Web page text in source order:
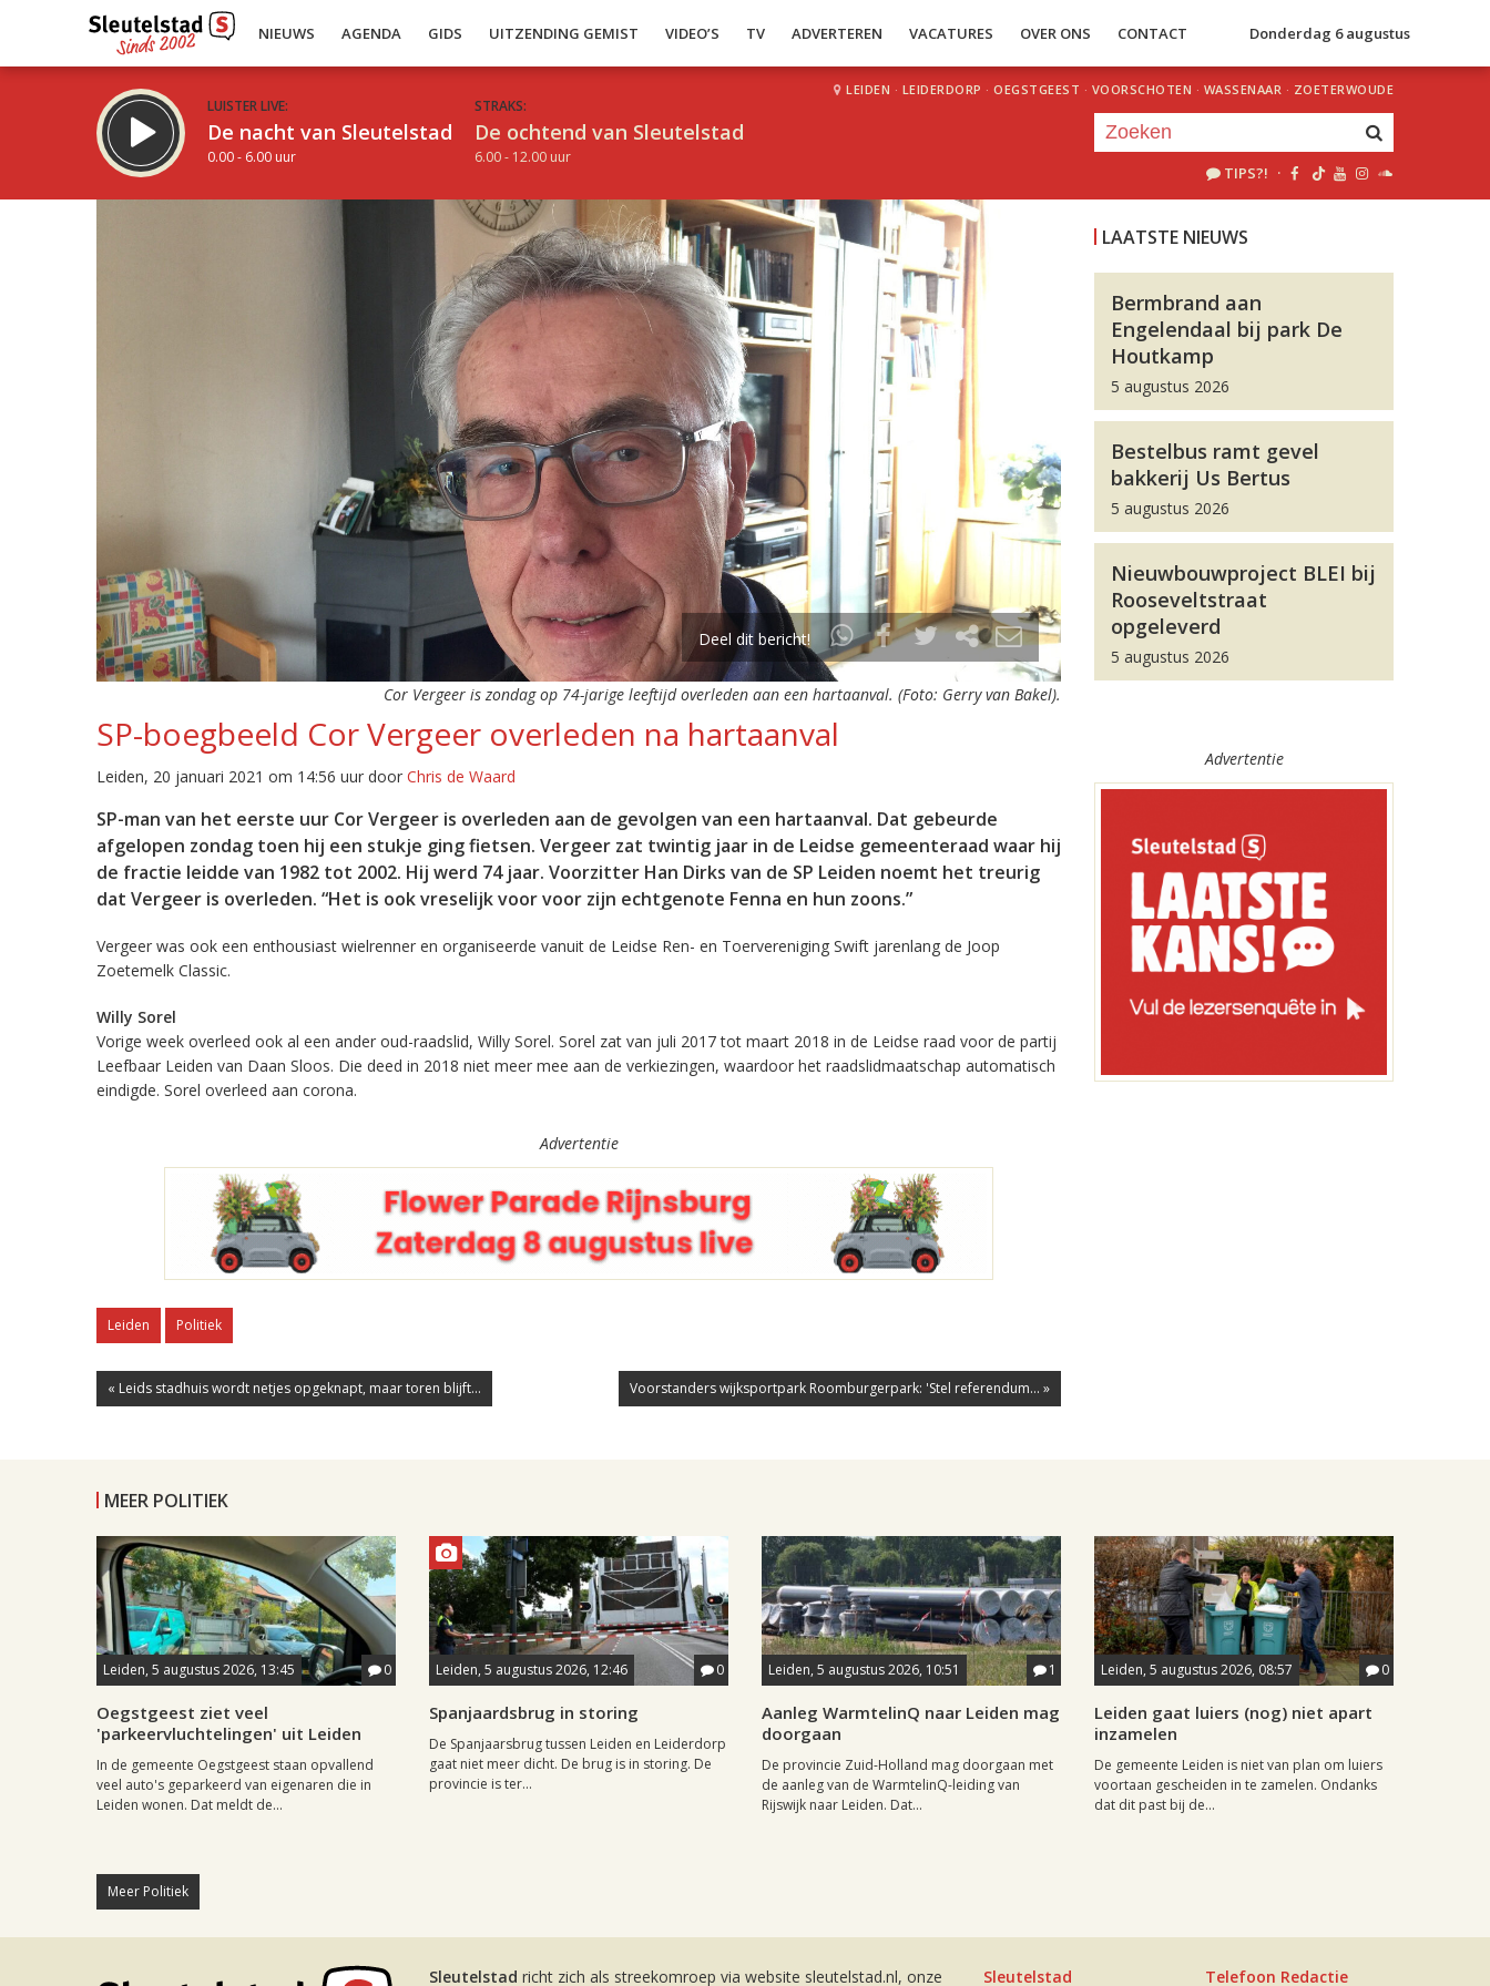
NIEUWS AGENDA GIDS UITZENDING GEMIST VIDEO’S TV ADVERTEREN VACATURES OVER ONS CONTACT Donderdag 6 augustus
LUISTER LIVE:
De nacht van Sleutelstad
0.00 - 6.00 uur
STRAKS:
De ochtend van Sleutelstad
6.00 - 12.00 uur
LEIDEN · LEIDERDORP · OEGSTGEEST · VOORSCHOTEN · WASSENAAR · ZOETERWOUDE
TIPS?! ·
Deel dit bericht!
Cor Vergeer is zondag op 74-jarige leeftijd overleden aan een hartaanval. (Foto: Gerry van Bakel).
SP-boegbeeld Cor Vergeer overleden na hartaanval
Leiden, 20 januari 2021 om 14:56 uur door Chris de Waard
SP-man van het eerste uur Cor Vergeer is overleden aan de gevolgen van een hartaanval. Dat gebeurde
afgelopen zondag toen hij een stukje ging fietsen. Vergeer zat twintig jaar in de Leidse gemeenteraad waar hij
de fractie leidde van 1982 tot 2002. Hij werd 74 jaar. Voorzitter Han Dirks van de SP Leiden noemt het treurig
dat Vergeer is overleden. “Het is ook vreselijk voor voor zijn echtgenote Fenna en hun zoons.”
Vergeer was ook een enthousiast wielrenner en organiseerde vanuit de Leidse Ren- en Toervereniging Swift jarenlang de Joop
Zoetemelk Classic.
Willy Sorel
Vorige week overleed ook al een ander oud-raadslid, Willy Sorel. Sorel zat van juli 2017 tot maart 2018 in de Leidse raad voor de partij
Leefbaar Leiden van Daan Sloos. Die deed in 2018 niet meer mee aan de verkiezingen, waardoor het raadslidmaatschap automatisch
eindigde. Sorel overleed aan corona.
Advertentie
Leiden Politiek
« Leids stadhuis wordt netjes opgeknapt, maar toren blijft... Voorstanders wijksportpark Roomburgerpark: 'Stel referendum... »
LAATSTE NIEUWS
Bermbrand aan
Engelendaal bij park De
Houtkamp
5 augustus 2026
Bestelbus ramt gevel
bakkerij Us Bertus
5 augustus 2026
Nieuwbouwproject BLEI bij
Rooseveltstraat
opgeleverd
5 augustus 2026
Advertentie
MEER POLITIEK
Leiden, 5 augustus 2026, 13:45 0
Oegstgeest ziet veel
'parkeervluchtelingen' uit Leiden
In de gemeente Oegstgeest staan opvallend
veel auto's geparkeerd van eigenaren die in
Leiden wonen. Dat meldt de...
Leiden, 5 augustus 2026, 12:46 0
Spanjaardsbrug in storing
De Spanjaarsbrug tussen Leiden en Leiderdorp
gaat niet meer dicht. De brug is in storing. De
provincie is ter...
Leiden, 5 augustus 2026, 10:51 1
Aanleg WarmtelinQ naar Leiden mag
doorgaan
De provincie Zuid-Holland mag doorgaan met
de aanleg van de WarmtelinQ-leiding van
Rijswijk naar Leiden. Dat...
Leiden, 5 augustus 2026, 08:57 0
Leiden gaat luiers (nog) niet apart
inzamelen
De gemeente Leiden is niet van plan om luiers
voortaan gescheiden in te zamelen. Ondanks
dat dit past bij de...
Meer Politiek
Sleutelstad richt zich als streekomroep via website sleutelstad.nl, onze Sleutelstad Telefoon Redactie